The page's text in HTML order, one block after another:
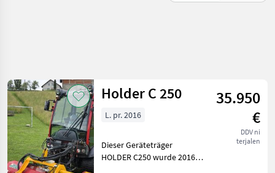
Kategorija 1 Država Filtri
TRENUTNA
POT
Holder
Ponastavi
Prikaži 97
rezultatov
Holder C 250
35.950
€
DDV ni
terjalen
L. pr. 2016
Dieser Geräteträger
HOLDER C250 wurde 2016